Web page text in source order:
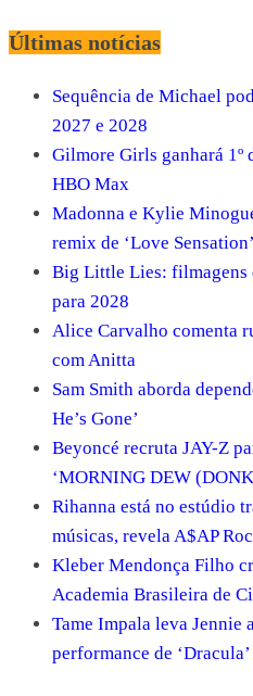
Últimas notícias
Sequência de Michael
2027 e 2028
Gilmore Girls ganhará 1º
HBO Max
Madonna e Kylie
remix de ‘Love Sensation’
Big Little Lies: filmagens
para 2028
Alice Carvalho comenta
com Anitta
Sam Smith aborda
He’s Gone’
Beyoncé recruta JAY-Z
‘MORNING DEW
Rihanna está no estúdio
músicas, revela A$AP
Kleber Mendonça Filho
Academia Brasileira de
Tame Impala leva Jennie
performance de ‘Dracula’